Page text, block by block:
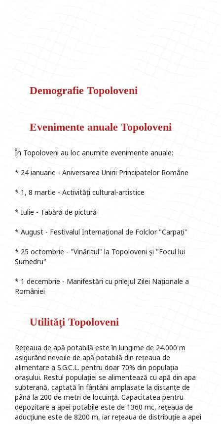
Demografie Topoloveni
Evenimente anuale Topoloveni
În Topoloveni au loc anumite evenimente anuale:
* 24 ianuarie - Aniversarea Unirii Principatelor Române
* 1, 8 martie - Activități cultural-artistice
* Iulie - Tabără de pictură
* August - Festivalul Internațional de Folclor "Carpați"
* 25 octombrie - "Vinăritul" la Topoloveni și "Focul lui
Sumedru"
* 1 decembrie - Manifestări cu prilejul Zilei Naționale a
României
Utilități Topoloveni
Rețeaua de apă potabilă este în lungime de 24.000 m
asigurând nevoile de apă potabilă din rețeaua de
alimentare a S.G.C.L. pentru doar 70% din populația
orașului. Restul populației se alimentează cu apă din apa
subterană, captată în fântâni amplasate la distanțe de
până la 200 de metri de locuință. Capacitatea pentru
depozitare a apei potabile este de 1360 mc, rețeaua de
aducțiune este de 8200 m, iar rețeaua de distribuție a apei